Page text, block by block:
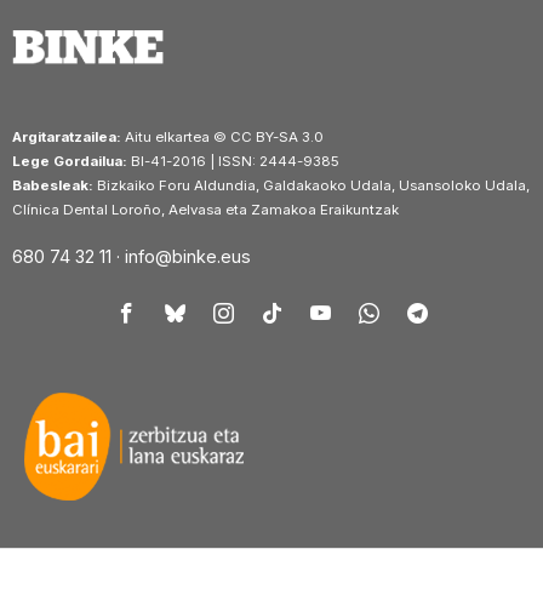
Argitaratzailea: Aitu elkartea © CC BY-SA 3.0
Lege Gordailua: BI-41-2016 | ISSN: 2444-9385
Babesleak: Bizkaiko Foru Aldundia, Galdakaoko Udala, Usansoloko Udala,
Clínica Dental Loroño, Aelvasa eta Zamakoa Eraikuntzak
680 74 32 11 · info@binke.eus